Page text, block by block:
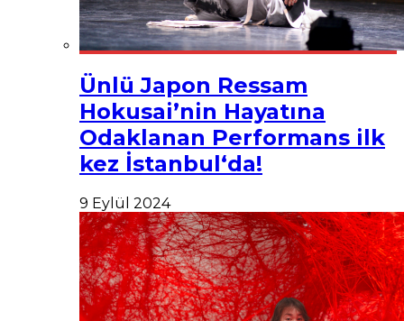
Ünlü Japon Ressam
Hokusai’nin Hayatına
Odaklanan Performans ilk
kez İstanbul‘da!
9 Eylül 2024